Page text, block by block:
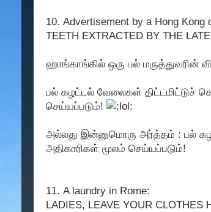
10. Advertisement by a Hong Kong
TEETH EXTRACTED BY THE
ஹாங்காங்கில் ஒரு பல் மருத்துவரின்
பல் கழட்டல் வேலைகள் திட்டமிட்டுச்
செய்யப்படும்!
அல்லது இன்னுமொரு அர்த்தம் : பல்
அதிகாரிகள் மூலம் செய்யப்படும்!
11. A laundry in Rome:
LADIES, LEAVE YOUR CLOTHES